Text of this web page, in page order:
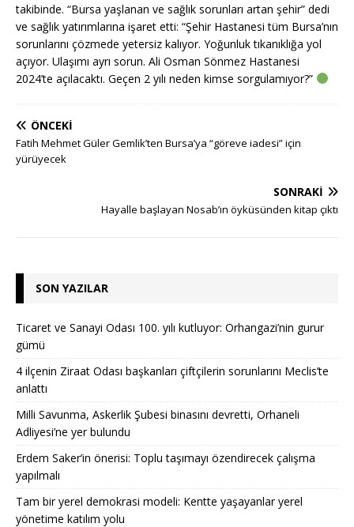
takibinde. “Bursa yaşlanan ve sağlık sorunları artan şehir” dedi
ve sağlık yatırımlarına işaret etti: “Şehir Hastanesi tüm Bursa’nın
sorunlarını çözmede yetersiz kalıyor. Yoğunluk tıkanıklığa yol
açıyor. Ulaşımı ayrı sorun. Ali Osman Sönmez Hastanesi
2024’te açılacaktı. Geçen 2 yılı neden kimse sorgulamıyor?”
ÖNCEKI
Fatih Mehmet Güler Gemlik’ten Bursa’ya “göreve iadesi” için
yürüyecek
SONRAKI
Hayalle başlayan Nosab’ın öyküsünden kitap çıktı
SON YAZILAR
Ticaret ve Sanayi Odası 100. yılı kutluyor: Orhangazi’nin gurur
gümü
4 ilçenin Ziraat Odası başkanları çiftçilerin sorunlarını Meclis’te
anlattı
Milli Savunma, Askerlik Şubesi binasını devretti, Orhaneli
Adliyesi’ne yer bulundu
Erdem Saker’in önerisi: Toplu taşımayı özendirecek çalışma
yapılmalı
Tam bir yerel demokrasi modeli: Kentte yaşayanlar yerel
yönetime katılım yolu